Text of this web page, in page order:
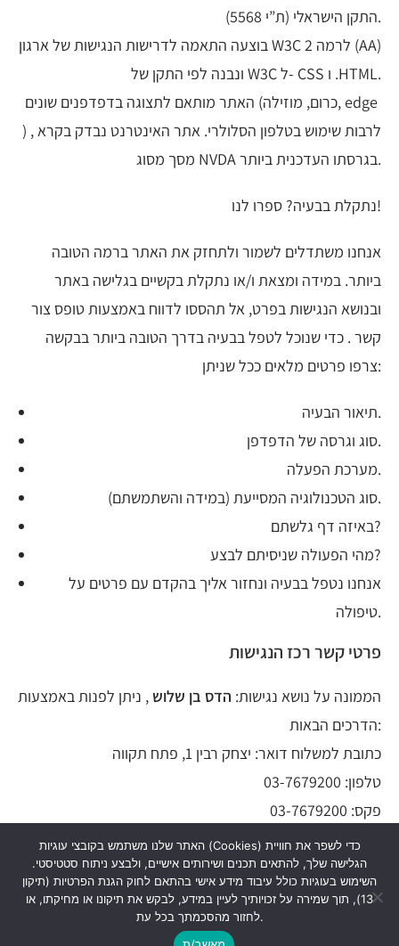
התקן הישראלי (ת”י 5568).
בוצעה התאמה לדרישות הנגישות של ארגון W3C לרמה 2 (AA)
ונבנה לפי התקן של W3C ל- CSS ו .HTML.
האתר מותאם לתצוגה בדפדפנים שונים (כרום, מוזילה, edge
) , לרבות שימוש בטלפון הסלולרי. אתר האינטרנט נבדק בקרא
מסך מסוג NVDA בגרסתו העדכנית ביותר.
נתקלת בבעיה? ספרו לנו!
אנחנו משתדלים לשמור ולתחזק את האתר ברמה הטובה
ביותר. במידה ומצאת ו/או נתקלת בקשיים בגלישה באתר
ובנושא הנגישות בפרט, אל תהססו לדווח באמצעות טופס צור
קשר . כדי שנוכל לטפל בבעיה בדרך הטובה ביותר בבקשה
צרפו פרטים מלאים ככל שניתן:
תיאור הבעיה.
סוג וגרסה של הדפדפן.
מערכת הפעלה.
סוג הטכנולוגיה המסייעת (במידה והשתמשתם).
באיזה דף גלשתם?
מהי הפעולה שניסיתם לבצע?
טיפולה.
פרטי קשר רכז הנגישות
הממונה על נושא נגישות: הדס בן שלוש, ניתן לפנות באמצעות
הדרכים הבאות:
כתובת למשלוח דואר: יצחק רבין 1, פתח תקווה
טלפון: 03-7679200
פקס: 03-7679200
ניתן לפנות בכל שאלה ובקשה לעניין הנגישות באמצעות דואר
אלקטרוני:hadas@pilat.co.il
האתר שלנו משתמש בקובצי עוגיות (Cookies) כדי לשפר את חוויית
הגלישה שלך, להתאים תכנים ושירותים אישיים, ולבצע ניתוח סטטיסטי.
השימוש בעוגיות כולל עיבוד מידע אישי בהתאם לחוק הגנת הפרטיות (תיקון
13), תוך שמירה על זכויותיך לעיין במידע, לבקש את תיקונו או מחיקתו, או
לחזור מהסכמתך בכל עת.